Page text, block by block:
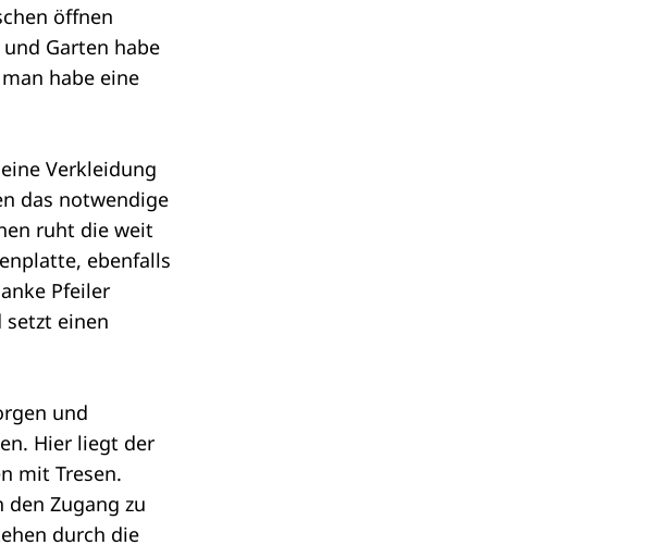
öffnen
Garten habe
habe eine
Verkleidung
das notwendige
ruht die weit
ebenfalls
Pfeiler
setzt einen
und
Hier liegt der
mit Tresen.
Zugang zu
durch die